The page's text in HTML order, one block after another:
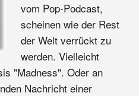
vom Pop-Podcast,
scheinen wie der Rest
der Welt verrückt zu
werden. Vielleicht
"Madness". Oder an
Nachricht einer